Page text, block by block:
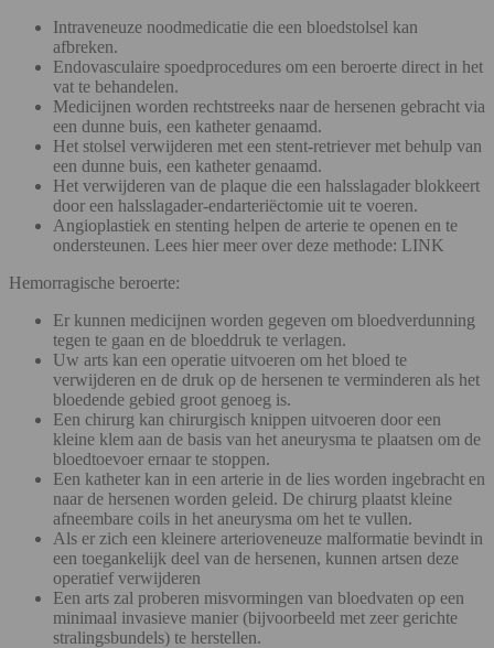
Intraveneuze noodmedicatie die een bloedstolsel kan
afbreken.
Endovasculaire spoedprocedures om een beroerte direct in het
vat te behandelen.
Medicijnen worden rechtstreeks naar de hersenen gebracht via
een dunne buis, een katheter genaamd.
Het stolsel verwijderen met een stent-retriever met behulp van
een dunne buis, een katheter genaamd.
Het verwijderen van de plaque die een halsslagader blokkeert
door een halsslagader-endarteriëctomie uit te voeren.
Angioplastiek en stenting helpen de arterie te openen en te
ondersteunen. Lees hier meer over deze methode: LINK
Hemorragische beroerte:
Er kunnen medicijnen worden gegeven om bloedverdunning
tegen te gaan en de bloeddruk te verlagen.
Uw arts kan een operatie uitvoeren om het bloed te
verwijderen en de druk op de hersenen te verminderen als het
bloedende gebied groot genoeg is.
Een chirurg kan chirurgisch knippen uitvoeren door een
kleine klem aan de basis van het aneurysma te plaatsen om de
bloedtoevoer ernaar te stoppen.
Een katheter kan in een arterie in de lies worden ingebracht en
naar de hersenen worden geleid. De chirurg plaatst kleine
afneembare coils in het aneurysma om het te vullen.
Als er zich een kleinere arterioveneuze malformatie bevindt in
een toegankelijk deel van de hersenen, kunnen artsen deze
operatief verwijderen
Een arts zal proberen misvormingen van bloedvaten op een
minimaal invasieve manier (bijvoorbeeld met zeer gerichte
stralingsbundels) te herstellen.